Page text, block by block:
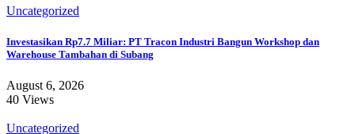
Uncategorized
Investasikan Rp7.7 Miliar: PT Tracon Industri Bangun Workshop dan
Warehouse Tambahan di Subang
August 6, 2026
40 Views
Uncategorized